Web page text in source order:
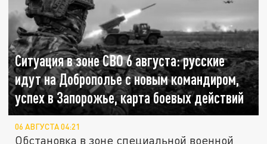
Ситуация в зоне СВО 6 августа: русские
идут на Доброполье с новым командиром,
успех в Запорожье, карта боевых действий
06 АВГУСТА 04:21
Обстановка в зоне специальной военной